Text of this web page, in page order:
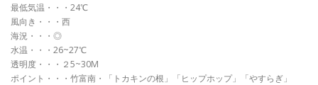
最低気温・・・24℃
風向き・・・西
海況・・・◎
水温・・・26~27℃
透明度・・・２5~30M
ポイント・・・竹富南・「トカキンの根」「ヒップホップ」「やすらぎ」